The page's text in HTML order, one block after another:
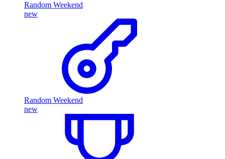
Random Weekend
new
Random Weekend
new